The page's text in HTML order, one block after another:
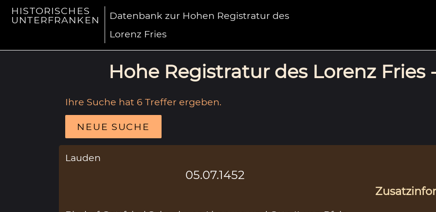
HISTORISCHES
UNTERFRANKEN
Datenbank zur Hohen Registratur des
Lorenz Fries
Hohe Registratur des Lorenz Fries
Ihre Suche hat 6 Treffer ergeben.
NEUE SUCHE
Lauden
05.07.1452